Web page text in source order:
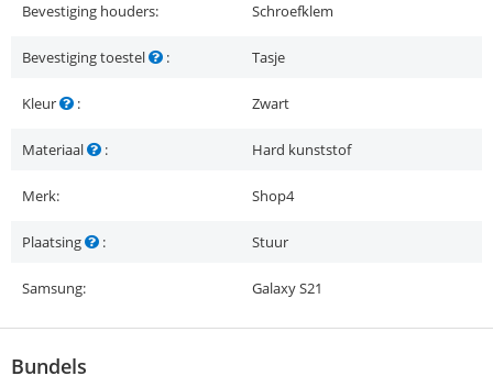
Bevestiging houders: Schroefklem
Bevestiging toestel : Tasje
Kleur : Zwart
Materiaal : Hard kunststof
Merk: Shop4
Plaatsing : Stuur
Samsung: Galaxy S21
Bundels